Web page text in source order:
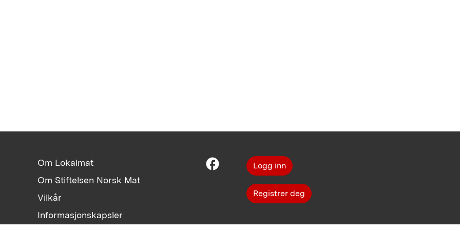
Om Lokalmat
Om Stiftelsen Norsk Mat
Vilkår
Informasjonskapsler
facebook Logg inn
Registrer deg